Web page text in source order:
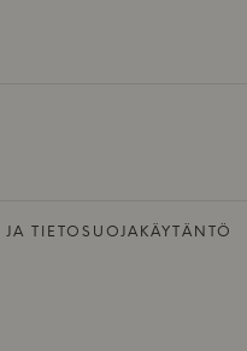
JA TIETOSUOJAKÄYTÄNTÖ